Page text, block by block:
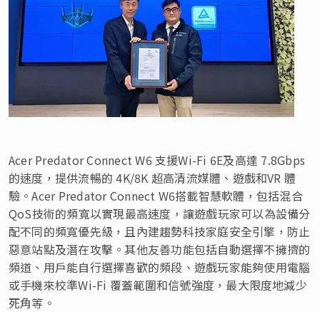
Acer Predator Connect W6 支援Wi-Fi 6E及高達 7.8Gbps
的速度，提供流暢的 4K/8K 超高清流媒體、遊戲和VR 體
驗。Acer Predator Connect W6搭載智慧軟體，包括混合
QoS技術的頻寬以實現最高速度，讓遊戲玩家可以為設備分
配不同的頻寬優先級，且內建趨勢科技家庭安全引擎，防止
惡意站點及潛在攻擊。其他友善功能包括自動選擇不擁擠的
頻道、用戶能自行選擇喜歡的頻段、遊戲玩家能夠使用電腦
或手機來校準Wi-Fi 覆蓋範圍和信號強度，最大限度地減少
死角等。